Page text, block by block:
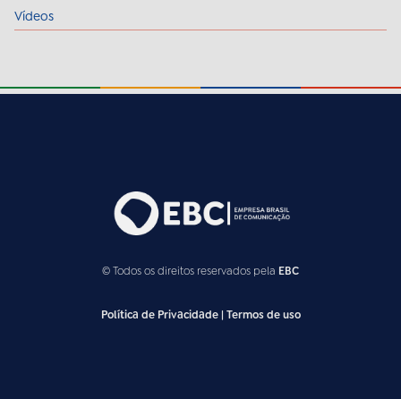
Vídeos
© Todos os direitos reservados pela EBC
Política de Privacidade| Termos de uso